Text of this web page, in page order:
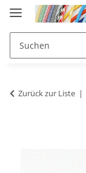
Zurück zur Liste